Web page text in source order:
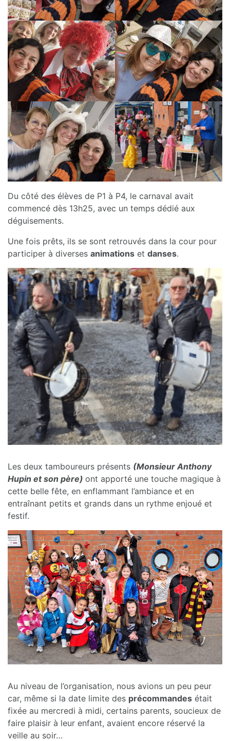
Du côté des élèves de P1 à P4, le carnaval avait
commencé dès 13h25, avec un temps dédié aux
déguisements.
Une fois prêts, ils se sont retrouvés dans la cour pour
participer à diverses animations et danses.
Les deux tamboureurs présents (Monsieur Anthony
Hupin et son père) ont apporté une touche magique à
cette belle fête, en enflammant l’ambiance et en
entraînant petits et grands dans un rythme enjoué et
festif.
Au niveau de l’organisation, nous avions un peu peur
car, même si la date limite des précommandes était
fixée au mercredi à midi, certains parents, soucieux de
faire plaisir à leur enfant, avaient encore réservé la
veille au soir…